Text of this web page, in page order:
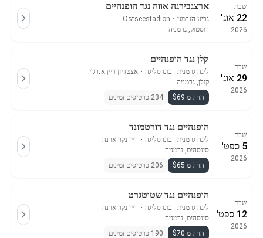
שבת
22 אוג'
2026
ארצגבירגה אווה נגד הופנהיים
גביע הגרמני ・
Ostseestadion
רוסטוק, גרמניה
שבת
29 אוג'
2026
קלן נגד הופנהיים
ליגה גרמנית - בונדסליגה ・ אצטדיון ריין אנרג'י
קולן, גרמניה
החל מ $69
234 כרטיסים זמינים
שבת
5 ספט'
2026
הופנהיים נגד דורטמונד
ליגה גרמנית - בונדסליגה ・ ריין-נקר ארנה
סינסהים, גרמניה
החל מ $65
206 כרטיסים זמינים
שבת
12 ספט'
2026
הופנהיים נגד שטוטגרט
ליגה גרמנית - בונדסליגה ・ ריין-נקר ארנה
סינסהים, גרמניה
החל מ $70
190 כרטיסים זמינים